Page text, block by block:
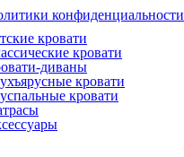
конфиденциальности
кровати
кровати
диваны
кровати
кровати